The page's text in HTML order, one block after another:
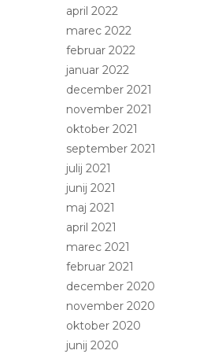
april 2022
marec 2022
februar 2022
januar 2022
december 2021
november 2021
oktober 2021
september 2021
julij 2021
junij 2021
maj 2021
april 2021
marec 2021
februar 2021
december 2020
november 2020
oktober 2020
junij 2020